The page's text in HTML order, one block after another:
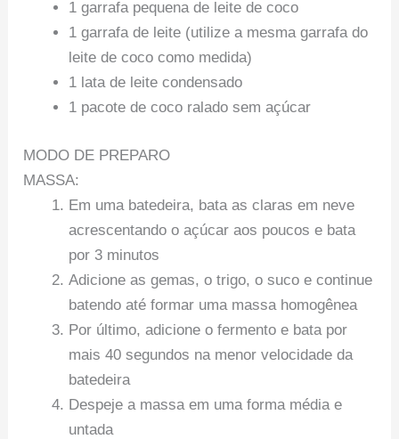
1 garrafa pequena de leite de coco
1 garrafa de leite (utilize a mesma garrafa do
leite de coco como medida)
1 lata de leite condensado
1 pacote de coco ralado sem açúcar
MODO DE PREPARO
MASSA:
Em uma batedeira, bata as claras em neve
acrescentando o açúcar aos poucos e bata
por 3 minutos
Adicione as gemas, o trigo, o suco e continue
batendo até formar uma massa homogênea
Por último, adicione o fermento e bata por
mais 40 segundos na menor velocidade da
batedeira
Despeje a massa em uma forma média e
untada